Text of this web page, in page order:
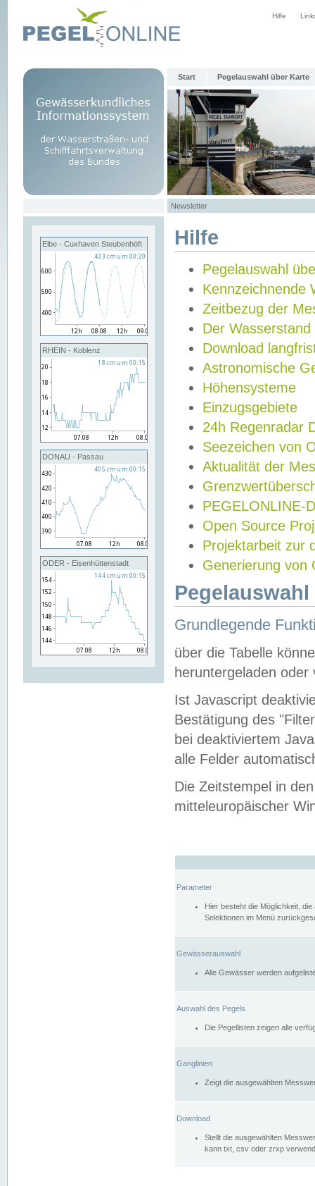
Hilfe
Start Pegelauswahl über Karte
Newsletter
Elbe - Cuxhaven Steubenhöft
RHEIN - Koblenz
DONAU - Passau
ODER - Eisenhüttenstadt
Hilfe
Pegelauswahl
Kennzeichnende
Zeitbezug der
Der Wasserstand
Download
Astronomische
Höhensysteme
Einzugsgebiete
24h Regenradar
Seezeichen von
Aktualität der
PEGELONLINE-
Open Source
Projektarbeit zur
Generierung von
Grundlegende
über die Tabelle
heruntergeladen oder
Ist Javascript
Bestätigung des
bei deaktiviertem
alle Felder
Die Zeitstempel in
mitteleuropäischer
Parameter
Hier besteht die Möglichkeit,
Selektionen im Menü
Gewässerauswahl
Alle Gewässer werden
Auswahl des Pegels
Die Pegellisten zeigen alle
Ganglinien
Zeigt die ausgewählten
Download
Stellt die ausgewählten
kann txt, csv oder zrxp